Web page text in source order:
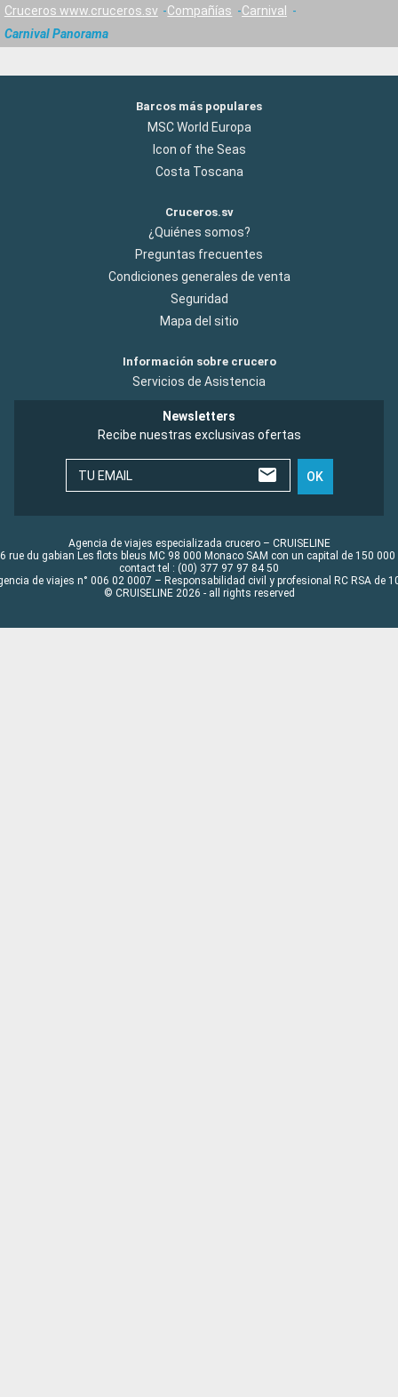
Cruceros www.cruceros.sv Compañías
Carnival
Carnival Panorama
Barcos más populares
MSC World Europa
Icon of the Seas
Costa Toscana
Cruceros.sv
¿Quiénes somos?
Preguntas frecuentes
Condiciones generales de venta
Seguridad
Mapa del sitio
Información sobre crucero
Servicios de Asistencia
Newsletters
Recibe nuestras exclusivas ofertas
TU EMAIL OK
Agencia de viajes especializada crucero – CRUISELINE
rue du gabian Les flots bleus MC 98 000 Monaco SAM con un capital de 150 000
contact tel : (00) 377 97 97 84 50
de viajes n° 006 02 0007 – Responsabilidad civil y profesional RC RSA de
© CRUISELINE 2026 - all rights reserved